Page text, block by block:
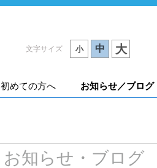
文字サイズ 小 中 大
初めての方へ お知らせ／ブログ
お知らせ・ブログ